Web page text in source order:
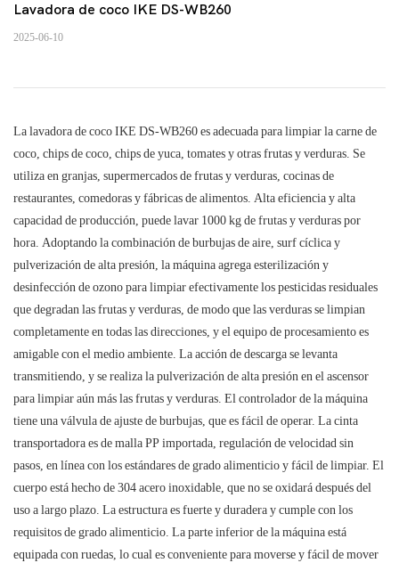
Lavadora de coco IKE DS-WB260
2025-06-10
La lavadora de coco IKE DS-WB260 es adecuada para limpiar la carne de
coco, chips de coco, chips de yuca, tomates y otras frutas y verduras. Se
utiliza en granjas, supermercados de frutas y verduras, cocinas de
restaurantes, comedoras y fábricas de alimentos. Alta eficiencia y alta
capacidad de producción, puede lavar 1000 kg de frutas y verduras por
hora. Adoptando la combinación de burbujas de aire, surf cíclica y
pulverización de alta presión, la máquina agrega esterilización y
desinfección de ozono para limpiar efectivamente los pesticidas residuales
que degradan las frutas y verduras, de modo que las verduras se limpian
completamente en todas las direcciones, y el equipo de procesamiento es
amigable con el medio ambiente. La acción de descarga se levanta
transmitiendo, y se realiza la pulverización de alta presión en el ascensor
para limpiar aún más las frutas y verduras. El controlador de la máquina
tiene una válvula de ajuste de burbujas, que es fácil de operar. La cinta
transportadora es de malla PP importada, regulación de velocidad sin
pasos, en línea con los estándares de grado alimenticio y fácil de limpiar. El
cuerpo está hecho de 304 acero inoxidable, que no se oxidará después del
uso a largo plazo. La estructura es fuerte y duradera y cumple con los
requisitos de grado alimenticio. La parte inferior de la máquina está
equipada con ruedas, lo cual es conveniente para moverse y fácil de mover